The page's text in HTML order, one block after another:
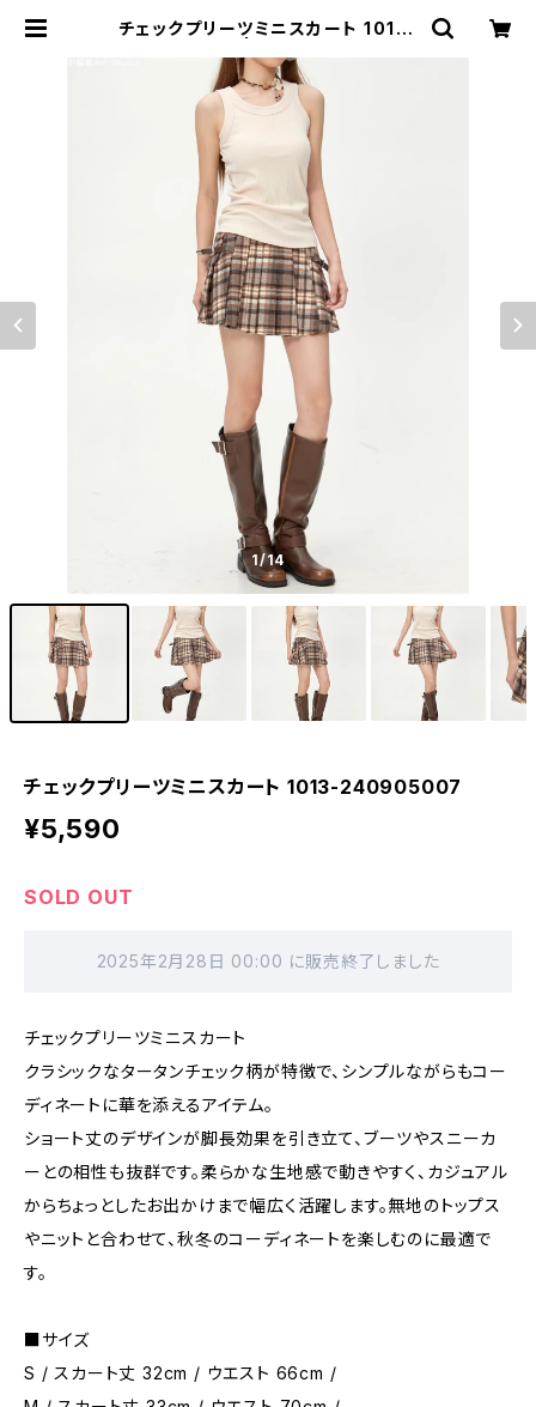
チェックプリーツミニスカート 1013-
ード）｜韓国ファッション通販
1/14
チェックプリーツミニスカート 1013-240905007
¥5,590
SOLD OUT
2025年2月28日 00:00 に販売終了しました
チェックプリーツミニスカート
クラシックなタータンチェック柄が特徴で、シンプルながらもコー
ディネートに華を添えるアイテム。
ショート丈のデザインが脚長効果を引き立て、ブーツやスニーカ
ーとの相性も抜群です。柔らかな生地感で動きやすく、カジュアル
からちょっとしたお出かけまで幅広く活躍します。無地のトップス
やニットと合わせて、秋冬のコーディネートを楽しむのに最適で
す。
■サイズ
S / スカート丈 32cm / ウエスト 66cm /